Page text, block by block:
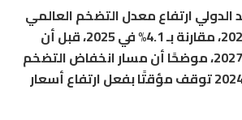
ارتفاع معدل التضخم العالمي
إلى 4.7% خلال عام 2026، مقارنة بـ 4.1% في 2025، قبل أن
يتراجع إلى 3.9% في 2027، موضحًا أن مسار انخفاض التضخم
الذي بدأ مطلع عام 2024 توقف مؤقتًا بفعل ارتفاع أسعار